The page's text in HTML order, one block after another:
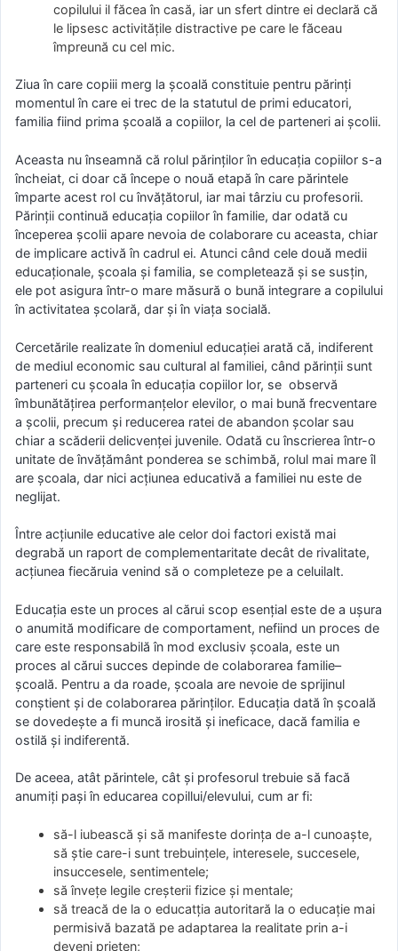
copilului il făcea în casă, iar un sfert dintre ei declară că
le lipsesc activitățile distractive pe care le făceau
împreună cu cel mic.
Ziua în care copiii merg la şcoală constituie pentru părinţi
momentul în care ei trec de la statutul de primi educatori,
familia fiind prima şcoală a copiilor, la cel de parteneri ai şcolii.
Aceasta nu înseamnă că rolul părinţilor în educaţia copiilor s-a
încheiat, ci doar că începe o nouă etapă în care părintele
împarte acest rol cu învăţătorul, iar mai târziu cu profesorii.
Părinţii continuă educaţia copiilor în familie, dar odată cu
începerea şcolii apare nevoia de colaborare cu aceasta, chiar
de implicare activă în cadrul ei. Atunci când cele două medii
educaţionale, şcoala şi familia, se completează şi se susţin,
ele pot asigura într-o mare măsură o bună integrare a copilului
în activitatea şcolară, dar şi în viaţa socială.
Cercetările realizate în domeniul educaţiei arată că, indiferent
de mediul economic sau cultural al familiei, când părinţii sunt
parteneri cu şcoala în educaţia copiilor lor, se observă
îmbunătățirea performanţelor elevilor, o mai bună frecventare
a şcolii, precum şi reducerea ratei de abandon şcolar sau
chiar a scăderii delicvenţei juvenile. Odată cu înscrierea într-o
unitate de învăţământ ponderea se schimbă, rolul mai mare îl
are şcoala, dar nici acţiunea educativă a familiei nu este de
neglijat.
Între acţiunile educative ale celor doi factori există mai
degrabă un raport de complementaritate decât de rivalitate,
acţiunea fiecăruia venind să o completeze pe a celuilalt.
Educaţia este un proces al cărui scop esenţial este de a uşura
o anumită modificare de comportament, nefiind un proces de
care este responsabilă în mod exclusiv şcoala, este un
proces al cărui succes depinde de colaborarea familie–
şcoală. Pentru a da roade, școala are nevoie de sprijinul
conştient şi de colaborarea părinţilor. Educaţia dată în şcoală
se dovedeşte a fi muncă irosită şi ineficace, dacă familia e
ostilă şi indiferentă.
De aceea, atât părintele, cât și profesorul trebuie să facă
anumiți pași în educarea copillui/elevului, cum ar fi:
să-l iubească şi să manifeste dorinţa de a-l cunoaşte,
să știe care-i sunt trebuinţele, interesele, succesele,
insuccesele, sentimentele;
să înveţe legile creşterii fizice şi mentale;
să treacă de la o educatția autoritară la o educație mai
permisivă bazată pe adaptarea la realitate prin a-i
deveni prieten;